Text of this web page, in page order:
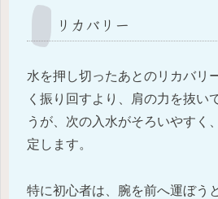
リカバリー
水を押し切ったあとのリカバリ
く振り回すより、肩の力を抜い
うが、次の入水がそろいやすく
定します。
特に初心者は、腕を前へ運ぼう